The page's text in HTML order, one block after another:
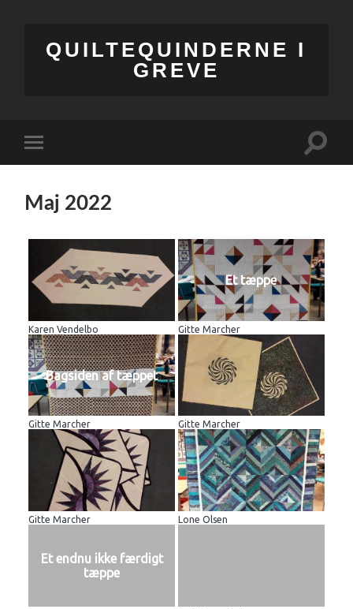
QUILTEQUINDERNE I
GREVE
mobile
Toggle
Maj 2022
Karen Vendelbo
Et tæppe
Gitte Marcher
Bagsiden af tæppet
Gitte Marcher Gitte Marcher
Gitte Marcher Lone Olsen
Et endnu ikke færdigt
tæppe